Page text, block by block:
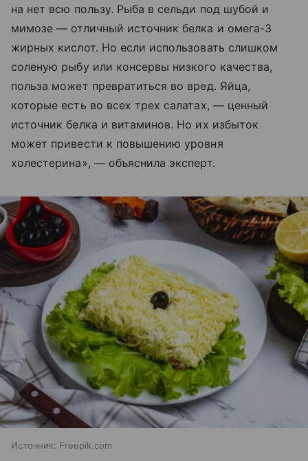
на нет всю пользу. Рыба в сельди под шубой и
мимозе — отличный источник белка и омега-3
жирных кислот. Но если использовать слишком
соленую рыбу или консервы низкого качества,
польза может превратиться во вред. Яйца,
которые есть во всех трех салатах, — ценный
источник белка и витаминов. Но их избыток
может привести к повышению уровня
холестерина», — объяснила эксперт.
Источник: Freepik.com